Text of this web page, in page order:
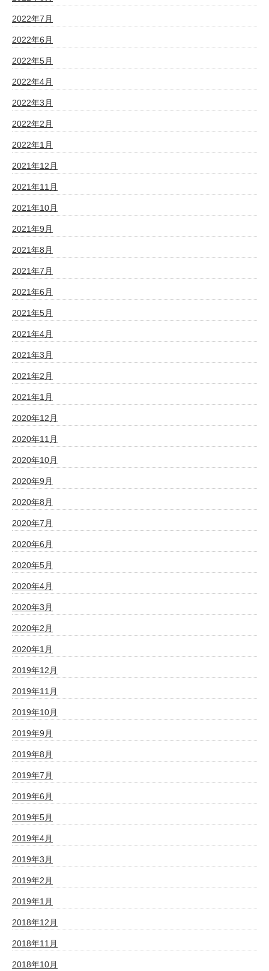
2022年7月
2022年6月
2022年5月
2022年4月
2022年3月
2022年2月
2022年1月
2021年12月
2021年11月
2021年10月
2021年9月
2021年8月
2021年7月
2021年6月
2021年5月
2021年4月
2021年3月
2021年2月
2021年1月
2020年12月
2020年11月
2020年10月
2020年9月
2020年8月
2020年7月
2020年6月
2020年5月
2020年4月
2020年3月
2020年2月
2020年1月
2019年12月
2019年11月
2019年10月
2019年9月
2019年8月
2019年7月
2019年6月
2019年5月
2019年4月
2019年3月
2019年2月
2019年1月
2018年12月
2018年11月
2018年10月